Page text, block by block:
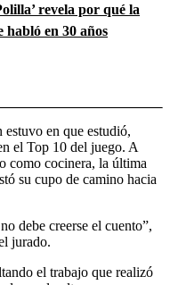
revela por qué la
habló en 30 años
en que estudió,
el Top 10 del juego. A
como cocinera, la última
su cupo de camino hacia
debe creerse el cuento”,
jurado.
el trabajo que realizó